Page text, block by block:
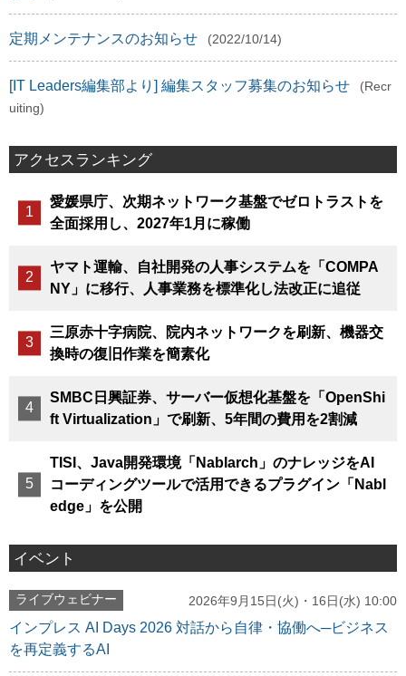
定期メンテナンスのお知らせ (2022/10/14)
[IT Leaders編集部より] 編集スタッフ募集のお知らせ
(Recr
uiting)
アクセスランキング
愛媛県庁、次期ネットワーク基盤でゼロトラストを
全面採用し、2027年1月に稼働
ヤマト運輸、自社開発の人事システムを「COMPA
NY」に移行、人事業務を標準化し法改正に追従
三原赤十字病院、院内ネットワークを刷新、機器交
換時の復旧作業を簡素化
SMBC日興証券、サーバー仮想化基盤を「OpenShi
ft Virtualization」で刷新、5年間の費用を2割減
TISI、Java開発環境「Nablarch」のナレッジをAI
コーディングツールで活用できるプラグイン「Nabl
edge」を公開
イベント
ライブウェビナー 2026年9月15日(火)・16日(水) 10:00
インプレス AI Days 2026 対話から自律・協働へ─ビジネス
を再定義するAI